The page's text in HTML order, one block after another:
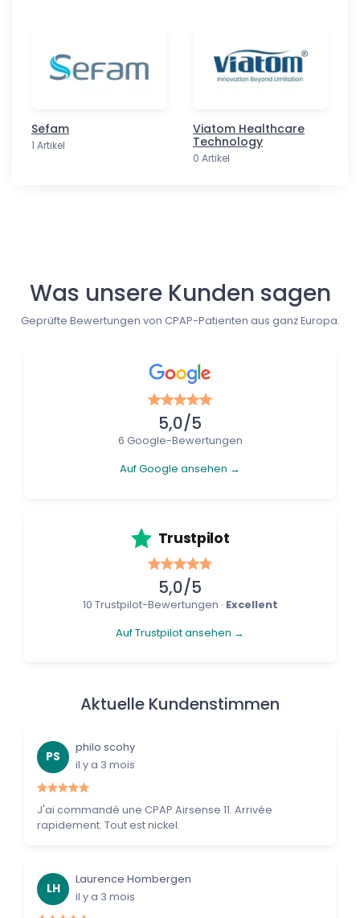
Sefam
1 Artikel
Viatom Healthcare
Technology
0 Artikel
Was unsere Kunden sagen
Geprüfte Bewertungen von CPAP-Patienten aus ganz Europa.
5,0/5
6 Google-Bewertungen
Auf Google ansehen →
Trustpilot
5,0/5
10 Trustpilot-Bewertungen · Excellent
Auf Trustpilot ansehen →
Aktuelle Kundenstimmen
PS
philo scohy
il y a 3 mois
J'ai commandé une CPAP Airsense 11. Arrivée
rapidement. Tout est nickel.
LH
Laurence Hombergen
il y a 3 mois